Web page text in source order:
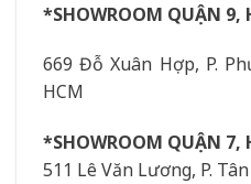
*SHOWROOM QUẬN 9,
669 Đỗ Xuân Hợp, P.
HCM
*SHOWROOM QUẬN 7,
511 Lê Văn Lương, P.